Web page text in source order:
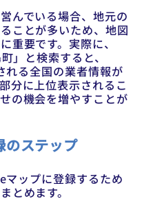
んでいる場合、地元の
ことが多いため、地図
重要です。実際に、
」と検索すると、
る全国の業者情報が
分に上位表示されるこ
の機会を増やすことが
ステップ
ップに登録するため
とめます。